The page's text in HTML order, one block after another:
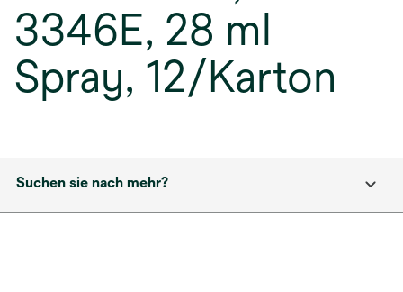
3346E, 28 ml
Spray, 12/Karton
Suchen sie nach mehr?